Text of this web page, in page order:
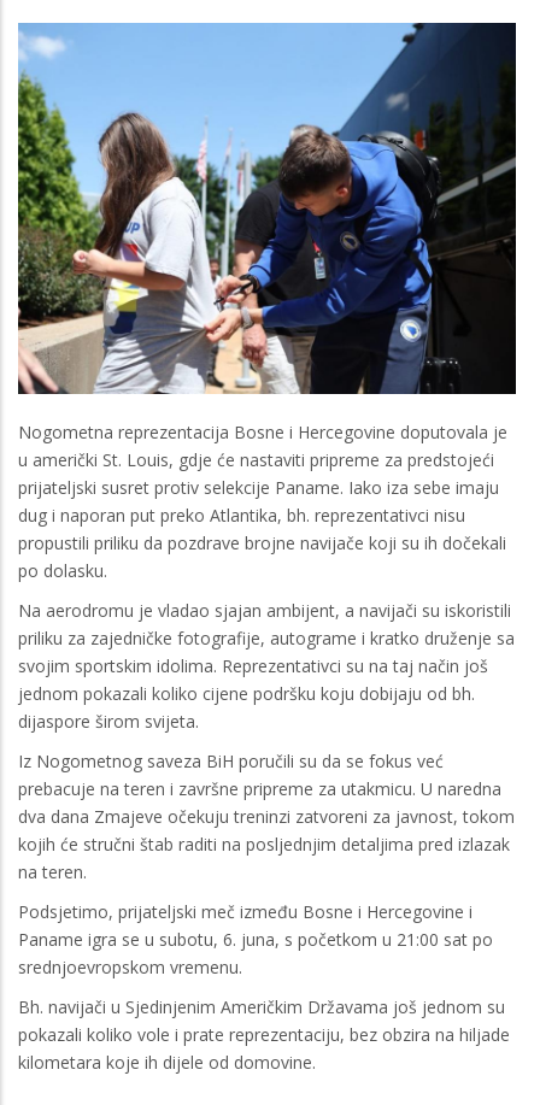
Nogometna reprezentacija Bosne i Hercegovine doputovala je
u američki St. Louis, gdje će nastaviti pripreme za predstojeći
prijateljski susret protiv selekcije Paname. Iako iza sebe imaju
dug i naporan put preko Atlantika, bh. reprezentativci nisu
propustili priliku da pozdrave brojne navijače koji su ih dočekali
po dolasku.
Na aerodromu je vladao sjajan ambijent, a navijači su iskoristili
priliku za zajedničke fotografije, autograme i kratko druženje sa
svojim sportskim idolima. Reprezentativci su na taj način još
jednom pokazali koliko cijene podršku koju dobijaju od bh.
dijaspore širom svijeta.
Iz Nogometnog saveza BiH poručili su da se fokus već
prebacuje na teren i završne pripreme za utakmicu. U naredna
dva dana Zmajeve očekuju treninzi zatvoreni za javnost, tokom
kojih će stručni štab raditi na posljednjim detaljima pred izlazak
na teren.
Podsjetimo, prijateljski meč između Bosne i Hercegovine i
Paname igra se u subotu, 6. juna, s početkom u 21:00 sat po
srednjoevropskom vremenu.
Bh. navijači u Sjedinjenim Američkim Državama još jednom su
pokazali koliko vole i prate reprezentaciju, bez obzira na hiljade
kilometara koje ih dijele od domovine.